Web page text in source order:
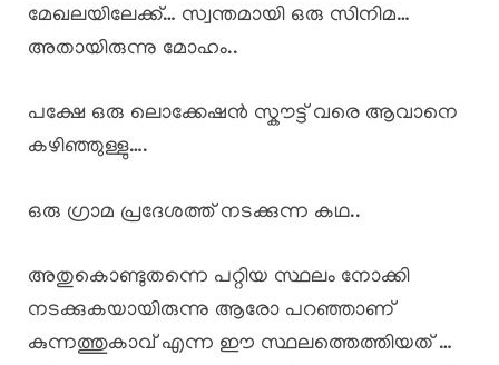
മേഖലയിലേക്ക്… സ്വന്തമായി ഒരു സിനിമ…
അതായിരുന്നു മോഹം..
പക്ഷേ ഒരു ലൊക്കേഷൻ സ്കൗട്ട് വരെ ആവാനെ
കഴിഞ്ഞുള്ളു….
ഒരു ഗ്രാമ പ്രദേശത്ത് നടക്കുന്ന കഥ..
അതുകൊണ്ടുതന്നെ പറ്റിയ സ്ഥലം നോക്കി
നടക്കുകയായിരുന്നു ആരോ പറഞ്ഞാണ്
കുന്നത്തുകാവ് എന്ന ഈ സ്ഥലത്തെത്തിയത് …